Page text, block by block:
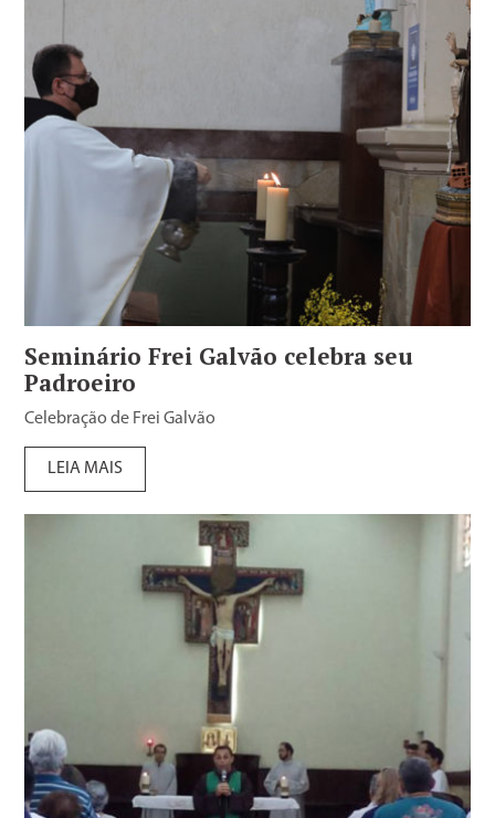
Seminário Frei Galvão celebra seu
Padroeiro
Celebração de Frei Galvão
LEIA MAIS